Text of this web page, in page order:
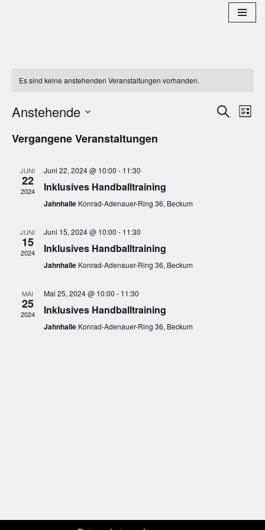
Es sind keine anstehenden Veranstaltungen vorhanden.
Suche
Liste
Anstehende
wählen.
Vergangene Veranstaltungen
JUNI
22
2024
Juni 22, 2024 @ 10:00 - 11:30
Inklusives Handballtraining
Jahnhalle Konrad-Adenauer-Ring 36, Beckum
JUNI
15
2024
Juni 15, 2024 @ 10:00 - 11:30
Inklusives Handballtraining
Jahnhalle Konrad-Adenauer-Ring 36, Beckum
MAI
25
2024
Mai 25, 2024 @ 10:00 - 11:30
Inklusives Handballtraining
Jahnhalle Konrad-Adenauer-Ring 36, Beckum